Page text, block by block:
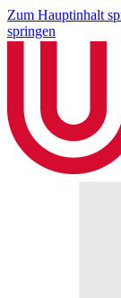
Zum Hauptinhalt
springen